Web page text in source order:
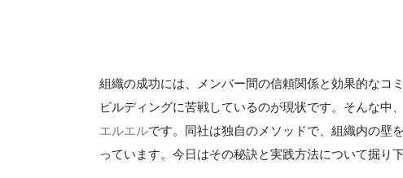
組織の成功には、メンバー間の信頼関係と効果的なコ
ビルディングに苦戦しているのが現状です。そんな中
エルエルです。同社は独自のメソッドで、組織内の壁
っています。今日はその秘訣と実践方法について掘り